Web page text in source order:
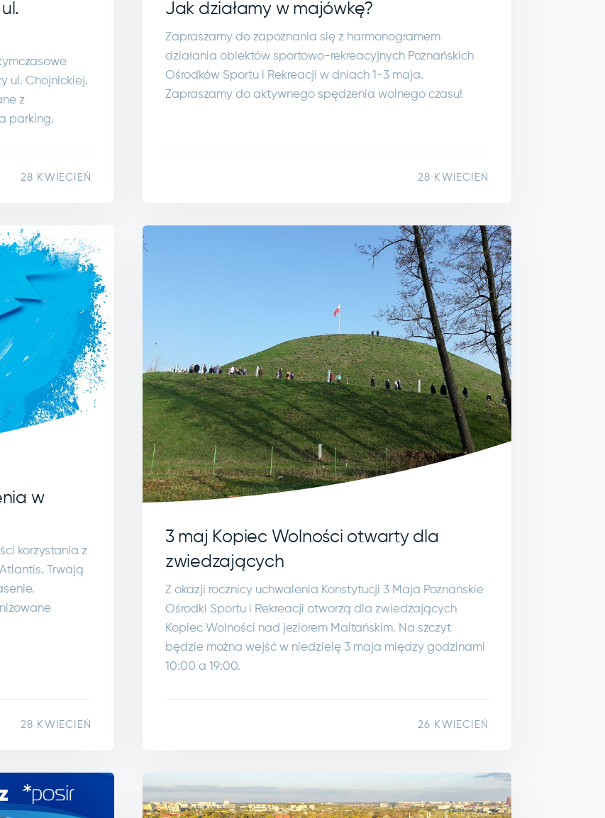
ul. Chojnickiej.
z
parking.
28 KWIECIEŃ
Jak działamy w majówkę?
Zapraszamy do zapoznania się z harmonogramem
działania obiektów sportowo-rekreacyjnych Poznańskich
Ośrodków Sportu i Rekreacji w dniach 1-3 maja.
Zapraszamy do aktywnego spędzenia wolnego czasu!
28 KWIECIEŃ
w
korzystania z
Trwają
28 KWIECIEŃ
3 maj Kopiec Wolności otwarty dla
zwiedzających
Z okazji rocznicy uchwalenia Konstytucji 3 Maja Poznańskie
Ośrodki Sportu i Rekreacji otworzą dla zwiedzających
Kopiec Wolności nad jeziorem Maltańskim. Na szczyt
będzie można wejść w niedzielę 3 maja między godzinami
10:00 a 19:00.
26 KWIECIEŃ